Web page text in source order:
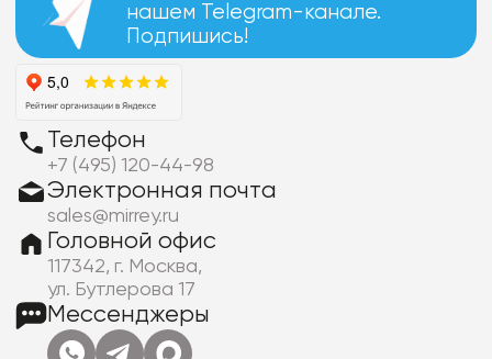
нашем Telegram-канале.
Подпишись!
Телефон
+7 (495) 120-44-98
Электронная почта
sales@mirrey.ru
Головной офис
117342, г. Москва,
ул. Бутлерова 17
Мессенджеры